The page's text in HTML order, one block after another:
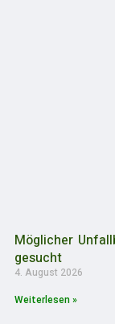
Möglicher
gesucht
4. August 2026
Weiterlesen »